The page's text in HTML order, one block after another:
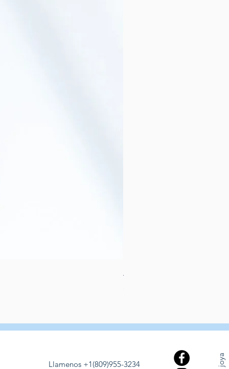
Aretes de perlas de rio
Llamenos +1(809)955-3234